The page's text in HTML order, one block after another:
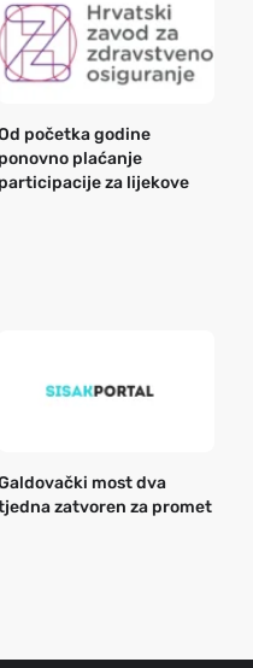
početka godine
ponovno plaćanje
participacije za lijekove
most dva
zatvoren za promet